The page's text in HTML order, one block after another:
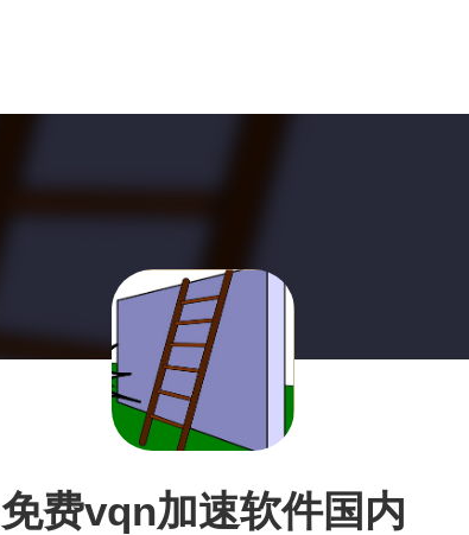
免费vqn加速软件国内